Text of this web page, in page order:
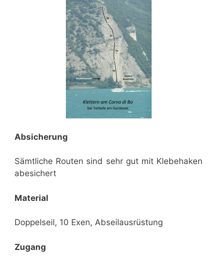
Absicherung
Sämtliche Routen sind sehr gut mit Klebehaken
abesichert
Material
Doppelseil, 10 Exen, Abseilausrüstung
Zugang